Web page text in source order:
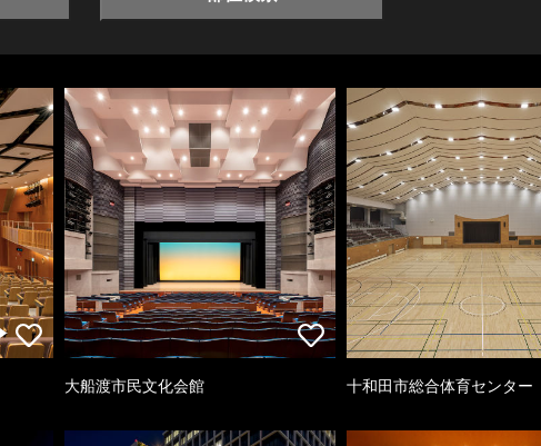
大船渡市民文化会館 十和田市総合体育センター